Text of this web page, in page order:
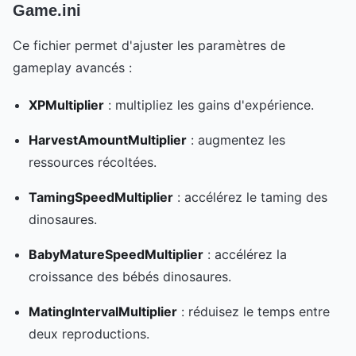
Game.ini
Ce fichier permet d'ajuster les paramètres de
gameplay avancés :
XPMultiplier : multipliez les gains d'expérience.
HarvestAmountMultiplier : augmentez les
ressources récoltées.
TamingSpeedMultiplier : accélérez le taming des
dinosaures.
BabyMatureSpeedMultiplier : accélérez la
croissance des bébés dinosaures.
MatingIntervalMultiplier : réduisez le temps entre
deux reproductions.